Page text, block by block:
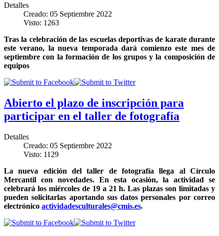
Detalles
Creado: 05 Septiembre 2022
Visto: 1263
Tras la celebración de las escuelas deportivas de karate durante
este verano, la nueva temporada dará comienzo este mes de
septiembre con la formación de los grupos y la composición de
equipos
Abierto el plazo de inscripción para
participar en el taller de fotografía
Detalles
Creado: 05 Septiembre 2022
Visto: 1129
La nueva edición del taller de fotografía llega al Círculo
Mercantil con novedades. En esta ocasión, la actividad se
celebrará los miércoles de 19 a 21 h. Las plazas son limitadas y
pueden solicitarlas aportando sus datos personales por correo
electrónico actividadesculturales@cmis.es.